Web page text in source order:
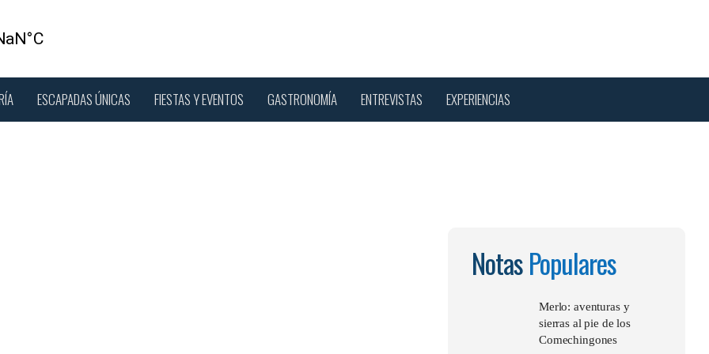
ESCAPADAS ÚNICAS FIESTAS Y EVENTOS GASTRONOMÍA ENTREVISTAS EXPERIENCIAS
NotasPopulares
Merlo: aventuras y
sierras al pie de los
Comechingones